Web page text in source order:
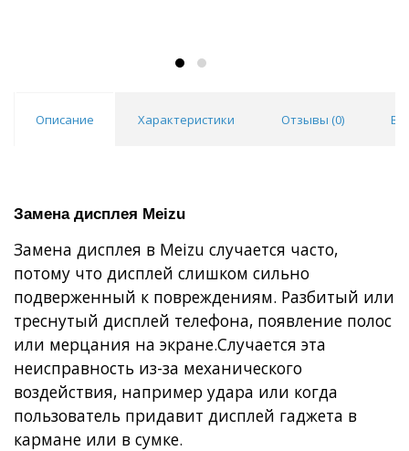
Описание Характеристики Отзывы (0)
Замена дисплея Meizu
Замена дисплея в Meizu случается часто,
потому что дисплей слишком сильно
подверженный к повреждениям. Разбитый или
треснутый дисплей телефона, появление полос
или мерцания на экране.Случается эта
неисправность из-за механического
воздействия, например удара или когда
пользователь придавит дисплей гаджета в
кармане или в сумке.